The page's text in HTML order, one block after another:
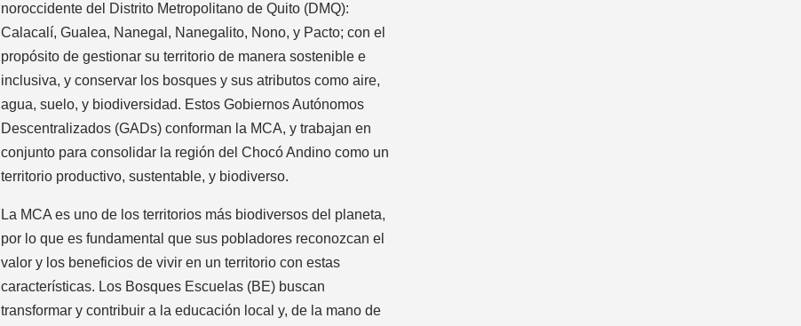
noroccidente del Distrito Metropolitano de Quito (DMQ):
Calacalí, Gualea, Nanegal, Nanegalito, Nono, y Pacto; con el
propósito de gestionar su territorio de manera sostenible e
inclusiva, y conservar los bosques y sus atributos como aire,
agua, suelo, y biodiversidad. Estos Gobiernos Autónomos
Descentralizados (GADs) conforman la MCA, y trabajan en
conjunto para consolidar la región del Chocó Andino como un
territorio productivo, sustentable, y biodiverso.
La MCA es uno de los territorios más biodiversos del planeta,
por lo que es fundamental que sus pobladores reconozcan el
valor y los beneficios de vivir en un territorio con estas
características. Los Bosques Escuelas (BE) buscan
transformar y contribuir a la educación local y, de la mano de